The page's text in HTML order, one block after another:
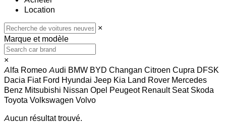
Location
×
Marque et modèle
×
Alfa Romeo Audi BMW BYD Changan Citroen Cupra DFSK
Dacia Fiat Ford Hyundai Jeep Kia Land Rover Mercedes
Benz Mitsubishi Nissan Opel Peugeot Renault Seat Skoda
Toyota Volkswagen Volvo
Aucun résultat trouvé.